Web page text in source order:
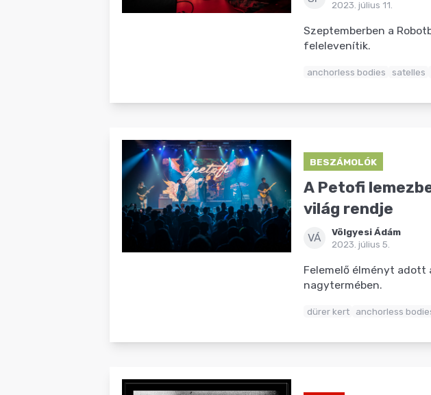
2023. július 11.
Szeptemberben a
felelevenítik.
anchorless bodies satelles
BESZÁMOLÓK
A Petofi
világ rendje
VÁ
Völgyesi Ádám
2023. július 5.
Felemelő élményt adott
nagytermében.
dürer kert anchorless